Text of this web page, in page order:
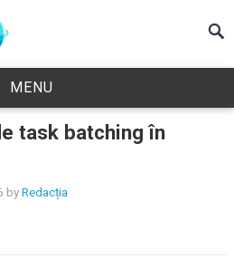
MENU
task batching în
byRedacția